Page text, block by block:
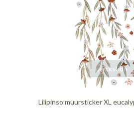
quickshop
Lilipinso muursticker XL